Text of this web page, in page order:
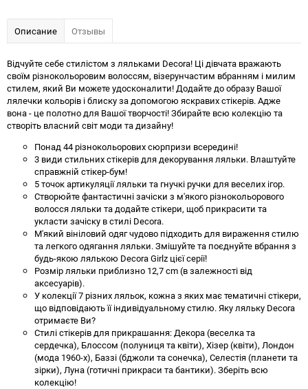
Описание Отзывы
Відчуйте себе стилістом з ляльками Decora! Ці дівчата вражають
своїм різнокольоровим волоссям, візерунчастим вбранням і милим
стилем, який Ви можете удосконалити! Додайте до образу Вашої
лялечки кольорів і блиску за допомогою яскравих стікерів. Адже
вона - це полотно для Вашої творчості! Збирайте всю колекцію та
створіть власний світ моди та дизайну!
Понад 44 різнокольорових сюрпризи всередині!
3 види стильних стікерів для декорування ляльки. Влаштуйте
справжній стікер-бум!
5 точок артикуляції ляльки та гнучкі ручки для веселих ігор.
Створюйте фантастичні зачіски з м'якого різнокольорового
волосся ляльки та додайте стікери, щоб прикрасити та
укласти зачіску в стилі Decora.
М'який вініловий одяг чудово підходить для вираження стилю
та легкого одягання ляльки. Змішуйте та поєднуйте вбрання з
будь-якою лялькою Decora Girlz цієї серії!
Розмір ляльки приблизно 12,7 cm (в залежності від
аксесуарів).
У колекції 7 різних ляльок, кожна з яких має тематичні стікери,
що відповідають її індивідуальному стилю. Яку ляльку Decora
отримаєте Ви?
Стилі стікерів для прикрашання: Декора (веселка та
сердечка), Блоссом (полуниця та квіти), Хізер (квіти), Лондон
(мода 1960-х), Баззі (бджоли та сонечка), Селестія (планети та
зірки), Луна (готичні прикраси та бантики). Зберіть всю
колекцію!